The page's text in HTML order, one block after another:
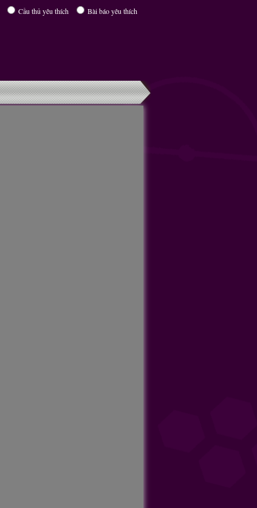
Cầu thủ yêu thích Bài báo yêu thích